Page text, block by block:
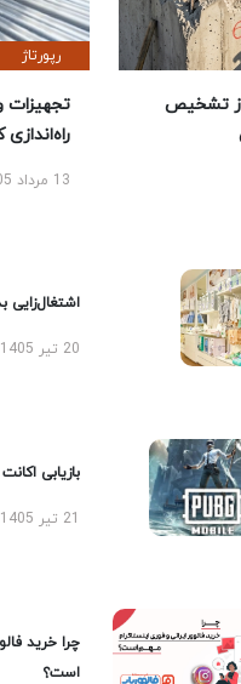
تشخیص
رپورتاژ
تجهیزات
13 مرداد 1405
اشتغال‌زایی
20 تیر 1405
بازیابی
چرا خرید
است؟